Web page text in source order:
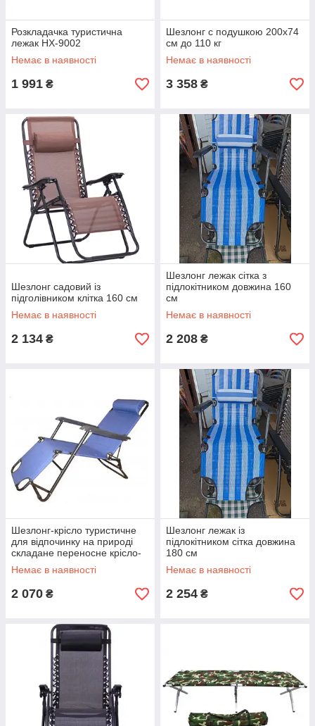
Розкладачка туристична
лежак HX-9002
Немає в наявності
1 991 ₴
Шезлонг c подушкою 200х74
см до 110 кг
Немає в наявності
3 358 ₴
Шезлонг садовий із
підголівником клітка 160 см
Немає в наявності
2 134 ₴
Шезлонг лежак сітка з
підлокітником довжина 160
см
Немає в наявності
2 208 ₴
Шезлонг-крісло туристичне
для відпочинку на природі
складане переносне крісло-
лежак
Немає в наявності
2 070 ₴
Шезлонг лежак із
підлокітником сітка довжина
180 см
Немає в наявності
2 254 ₴